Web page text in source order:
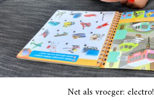
Net als vroeger: electro!